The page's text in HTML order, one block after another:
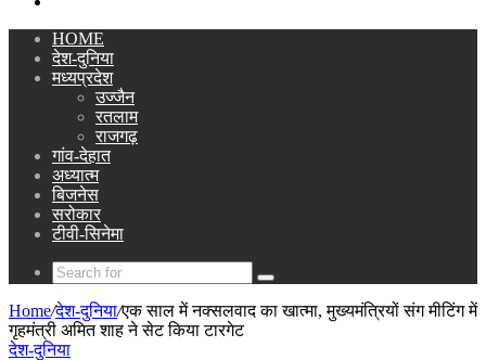
HOME
देश-दुनिया
मध्यप्रदेश
उज्जैन
रतलाम
राजगढ़
गांव-देहात
अध्यात्म
बिजनेस
सरोकार
टीवी-सिनेमा
Search
Home/देश-दुनिया/एक साल में नक्सलवाद का खात्मा, मुख्यमंत्रियों संग मीटिंग में
गृहमंत्री अमित शाह ने सेट किया टारगेट
देश-दुनिया